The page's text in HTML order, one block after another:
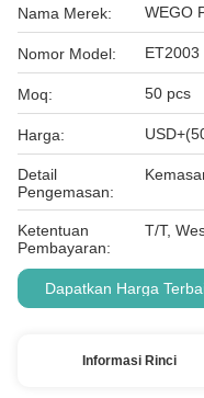
Nama Merek: WEGO
Nomor Model: ET2003
Moq: 50 pcs
Harga:
Detail
Pengemasan:
Ketentuan
Pembayaran:
T/T,
Dapatkan Harga
Informasi Rinci